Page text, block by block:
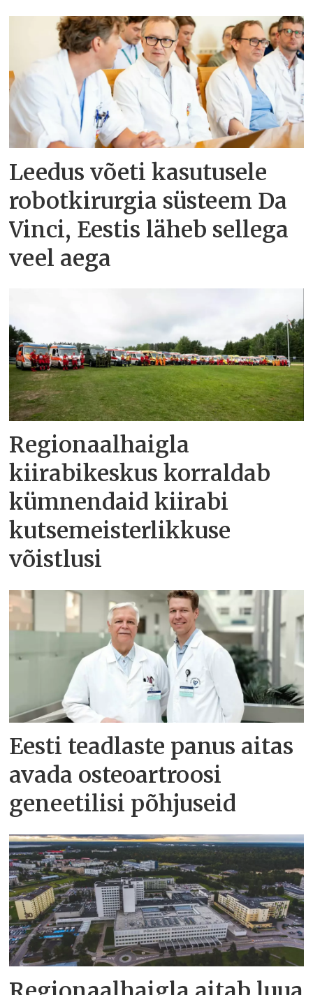
Leedus võeti kasutusele
robotkirurgia süsteem Da
Vinci, Eestis läheb sellega
veel aega
Regionaalhaigla
kiirabikeskus korraldab
kümnendaid kiirabi
kutsemeisterlikkuse
võistlusi
Eesti teadlaste panus aitas
avada osteoartroosi
geneetilisi põhjuseid